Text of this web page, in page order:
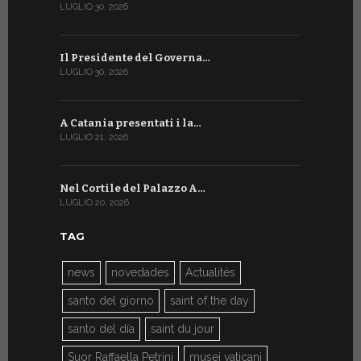
LUGLIO 30, 2026
Il Presidente del Governa…
LUGLIO 30, 2026
A Catania presentati i la…
LUGLIO 21, 2026
Nel Cortile del Palazzo A…
LUGLIO 20, 2026
TAG
news novedades Actualités
santo del giorno saint of the day
santo del día saint du jour
Suor Raffaella Petrini musei vaticani